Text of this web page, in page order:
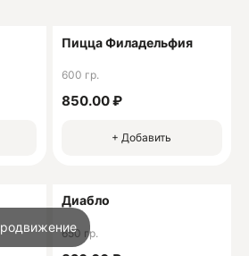
Пицца Филадельфия
600 гр.
850.00 ₽
+ Добавить
Диабло
650 гр.